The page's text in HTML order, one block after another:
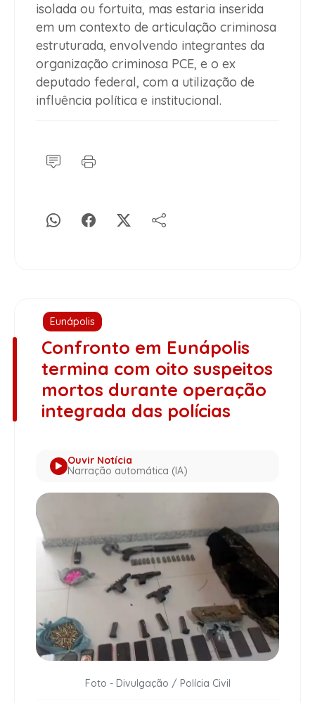
isolada ou fortuita, mas estaria inserida
em um contexto de articulação criminosa
estruturada, envolvendo integrantes da
organização criminosa PCE, e o ex
deputado federal, com a utilização de
influência política e institucional.
Eunápolis
Confronto em Eunápolis
termina com oito suspeitos
mortos durante operação
integrada das polícias
Ouvir Notícia
Narração automática (IA)
Foto - Divulgação / Polícia Civil